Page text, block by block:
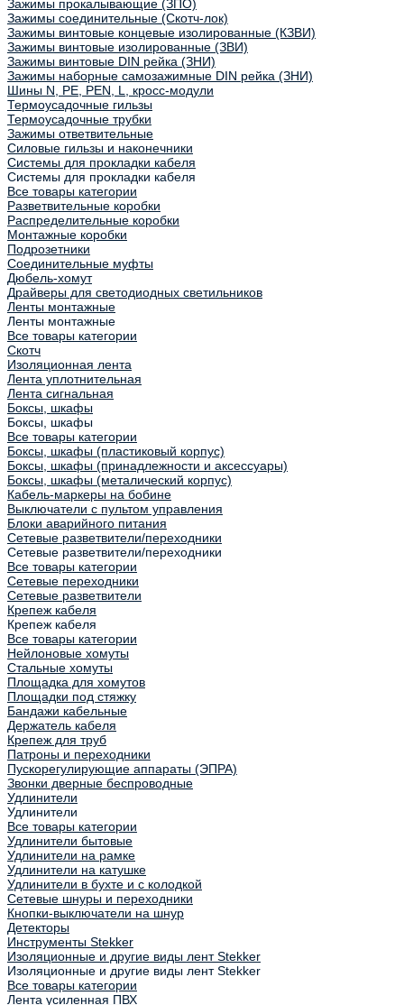
Зажимы прокалывающие (ЗПО)
Зажимы соединительные (Скотч-лок)
Зажимы винтовые концевые изолированные (КЗВИ)
Зажимы винтовые изолированные (ЗВИ)
Зажимы винтовые DIN рейка (ЗНИ)
Зажимы наборные самозажимные DIN рейка (ЗНИ)
Шины N, PE, PEN, L, кросс-модули
Термоусадочные гильзы
Термоусадочные трубки
Зажимы ответвительные
Силовые гильзы и наконечники
Системы для прокладки кабеля
Системы для прокладки кабеля
Все товары категории
Разветвительные коробки
Распределительные коробки
Монтажные коробки
Подрозетники
Соединительные муфты
Дюбель-хомут
Драйверы для светодиодных светильников
Ленты монтажные
Ленты монтажные
Все товары категории
Скотч
Изоляционная лента
Лента уплотнительная
Лента сигнальная
Боксы, шкафы
Боксы, шкафы
Все товары категории
Боксы, шкафы (пластиковый корпус)
Боксы, шкафы (принадлежности и аксессуары)
Боксы, шкафы (металический корпус)
Кабель-маркеры на бобине
Выключатели с пультом управления
Блоки аварийного питания
Сетевые разветвители/переходники
Сетевые разветвители/переходники
Все товары категории
Сетевые переходники
Сетевые разветвители
Крепеж кабеля
Крепеж кабеля
Все товары категории
Нейлоновые хомуты
Стальные хомуты
Площадка для хомутов
Площадки под стяжку
Бандажи кабельные
Держатель кабеля
Крепеж для труб
Патроны и переходники
Пускорегулирующие аппараты (ЭПРА)
Звонки дверные беспроводные
Удлинители
Удлинители
Все товары категории
Удлинители бытовые
Удлинители на рамке
Удлинители на катушке
Удлинители в бухте и с колодкой
Сетевые шнуры и переходники
Кнопки-выключатели на шнур
Детекторы
Инструменты Stekker
Изоляционные и другие виды лент Stekker
Изоляционные и другие виды лент Stekker
Все товары категории
Лента усиленная ПВХ